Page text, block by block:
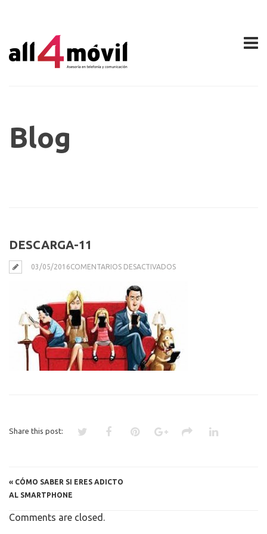
Blog
DESCARGA-11
03/05/2016COMENTARIOS DESACTIVADOSEN
Share this post:
« CÓMO SABER SI ERES ADICTO
AL SMARTPHONE
Comments are closed.